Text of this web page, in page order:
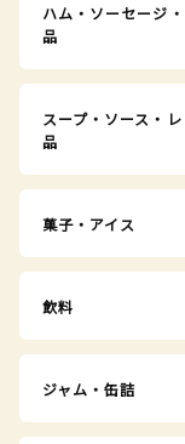
ハム・ソーセージ
品
スープ・ソース・
品
菓子・アイス
飲料
ジャム・缶詰